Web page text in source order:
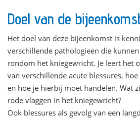
Doel van de
Het doel van deze bijeenkomst is
verschillende pathologieën die
rondom het kniegewricht. Je leert het
van verschillende acute blessures,
en hoe je hierbij moet handelen. Wat
rode vlaggen in het kniegewricht?
Ook blessures als gevolg van een